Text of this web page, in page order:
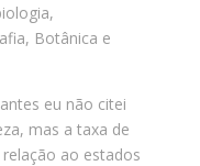
Botânica e
eu não citei
mas a taxa de
ao estados